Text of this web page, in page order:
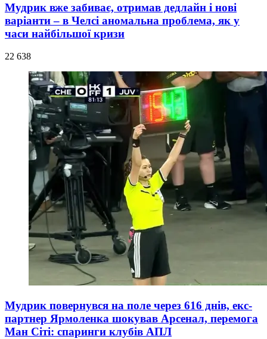
Мудрик вже забиває, отримав дедлайн і нові
варіанти – в Челсі аномальна проблема, як у
часи найбільшої кризи
22 638
Мудрик повернувся на поле через 616 днів, екс-
партнер Ярмоленка шокував Арсенал, перемога
Ман Сіті: спаринги клубів АПЛ